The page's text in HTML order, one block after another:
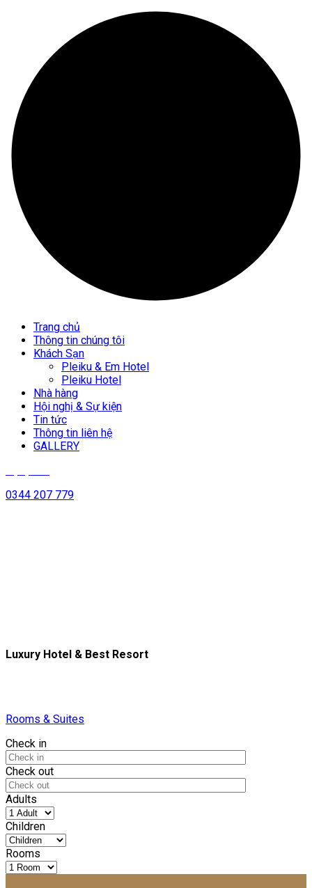
Trang chủ
Thông tin chúng tôi
Khách Sạn
Pleiku & Em Hotel
Pleiku Hotel
Nhà hàng
Hội nghị & Sự kiện
Tin tức
Thông tin liên hệ
GALLERY
0344 207 779
Luxury Hotel & Best Resort
Rooms & Suites
Check in
Check out
Adults
Children
Rooms